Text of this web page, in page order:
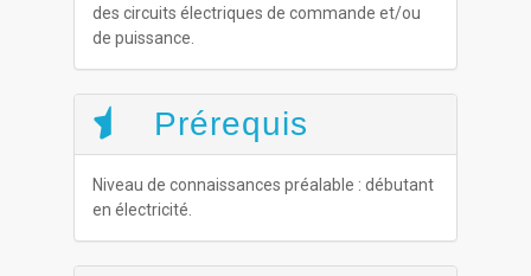
des circuits électriques de commande et/ou
de puissance.
Prérequis
Niveau de connaissances préalable : débutant
en électricité.